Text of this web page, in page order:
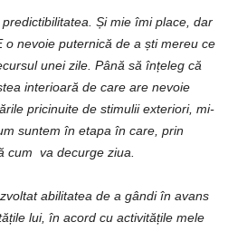
Și mie îmi place, dar
o nevoie puternică de a ști mereu ce
unei zile. Până să înțeleg că
interioară de care are nevoie
pricinuite de stimulii exteriori, mi-
suntem în etapa în care, prin
cum va decurge ziua.
abilitatea de a gândi în avans
lui, în acord cu activitățile mele